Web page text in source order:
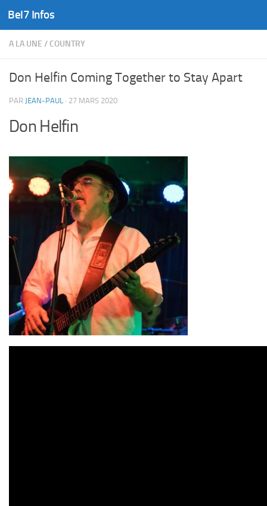
Skip to content
Bel7 Infos
A LA UNE / COUNTRY
Don Helfin Coming Together to Stay Apart
PAR JEAN-PAUL · 27 MARS 2020
Don Helfin